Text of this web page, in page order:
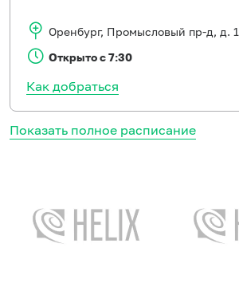
Показать полное расписание
Оренбург, Промысловый пр-д, д. 1
Открыто с 7:30
Как добраться